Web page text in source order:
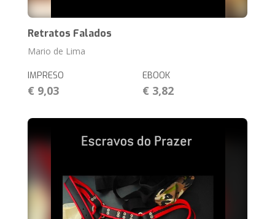
Retratos Falados
Mario de Lima
IMPRESO
€ 9,03
EBOOK
€ 3,82